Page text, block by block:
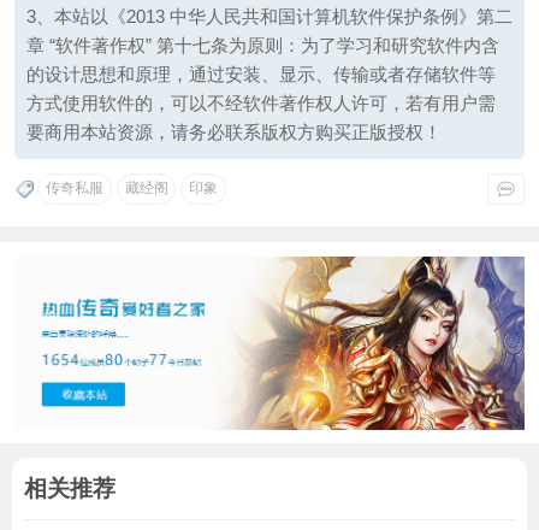
3、本站以《2013 中华人民共和国计算机软件保护条例》第二
章 “软件著作权” 第十七条为原则：为了学习和研究软件内含
的设计思想和原理，通过安装、显示、传输或者存储软件等
方式使用软件的，可以不经软件著作权人许可，若有用户需
要商用本站资源，请务必联系版权方购买正版授权！
传奇私服 藏经阁 印象
相关推荐